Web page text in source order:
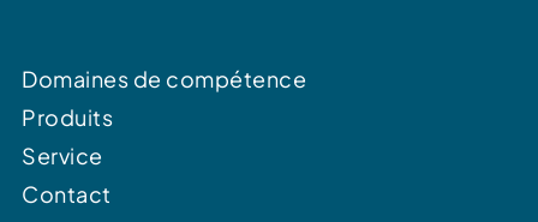
Domaines de compétence
Produits
Service
Contact